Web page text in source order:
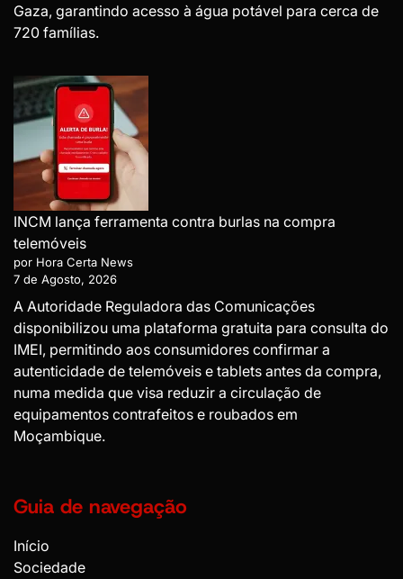
Gaza, garantindo acesso à água potável para cerca de
720 famílias.
INCM lança ferramenta contra burlas na compra
telemóveis
por Hora Certa News
7 de Agosto, 2026
A Autoridade Reguladora das Comunicações
disponibilizou uma plataforma gratuita para consulta do
IMEI, permitindo aos consumidores confirmar a
autenticidade de telemóveis e tablets antes da compra,
numa medida que visa reduzir a circulação de
equipamentos contrafeitos e roubados em
Moçambique.
Guia de navegação
Início
Sociedade